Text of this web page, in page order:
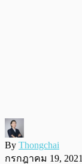
By Thongchai
กรกฎาคม 19, 2021